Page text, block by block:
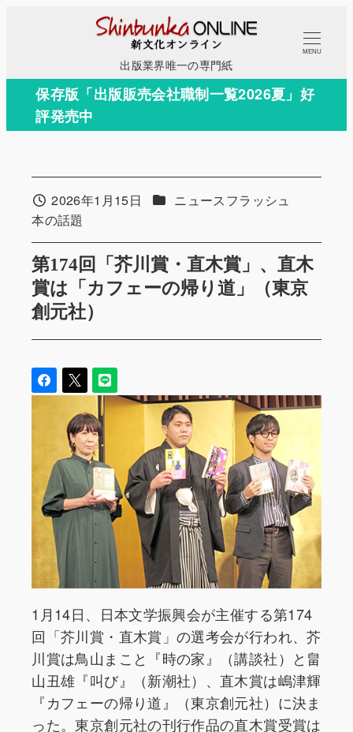
コ
テ
出版業界唯一の専門紙
MENU
保存版「出版販売会社職制一覧2026夏」好
評発売中
第174回「芥川賞・直木賞」、直木
賞は「カフェーの帰り道」（東京
創元社）
投稿日2026年1月15日 カテゴリー
ニュースフラッシュ
カテゴリー
本の話題
1月14日、日本文学振興会が主催する第174
回「芥川賞・直木賞」の選考会が行われ、芥
川賞は鳥山まこと『時の家』（講談社）と畠
山丑雄『叫び』（新潮社）、直木賞は嶋津輝
『カフェーの帰り道』（東京創元社）に決ま
った。東京創元社の刊行作品の直木賞受賞は